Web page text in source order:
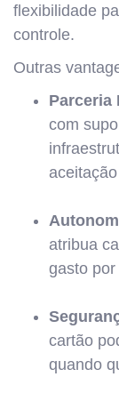
flexibilidade
controle.
Outras
Parceria
com
atribua
gasto
cartão
quando